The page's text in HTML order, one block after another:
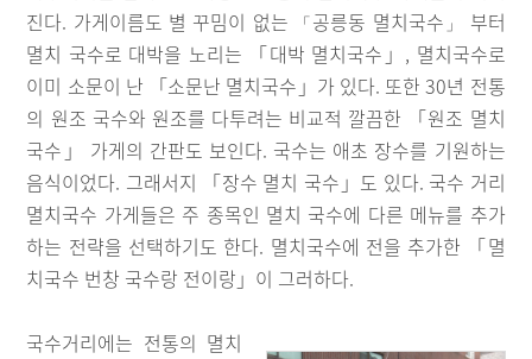
진다. 가게이름도 별 꾸밈이 없는
「 공릉동 멸치국수 」
부터
멸치 국수로 대박을 노리는 「대박 멸치국수」, 멸치국수로
이미 소문이 난 「소문난 멸치국수」가 있다. 또한 30년 전통
의 원조 국수와 원조를 다투려는 비교적 깔끔한 「원조 멸치
국수」 가게의 간판도 보인다. 국수는 애초 장수를 기원하는
음식이었다. 그래서지 「장수 멸치 국수」도 있다. 국수 거리
멸치국수 가게들은 주 종목인 멸치 국수에 다른 메뉴를 추가
하는 전략을 선택하기도 한다. 멸치국수에 전을 추가한 「멸
치국수 번창 국수랑 전이랑」이 그러하다.
국수거리에는 전통의 멸치